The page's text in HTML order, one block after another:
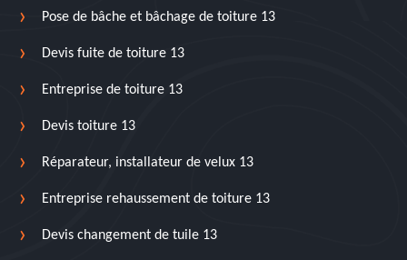
Pose de bâche et bâchage de toiture 13
Devis fuite de toiture 13
Entreprise de toiture 13
Devis toiture 13
Réparateur, installateur de velux 13
Entreprise rehaussement de toiture 13
Devis changement de tuile 13